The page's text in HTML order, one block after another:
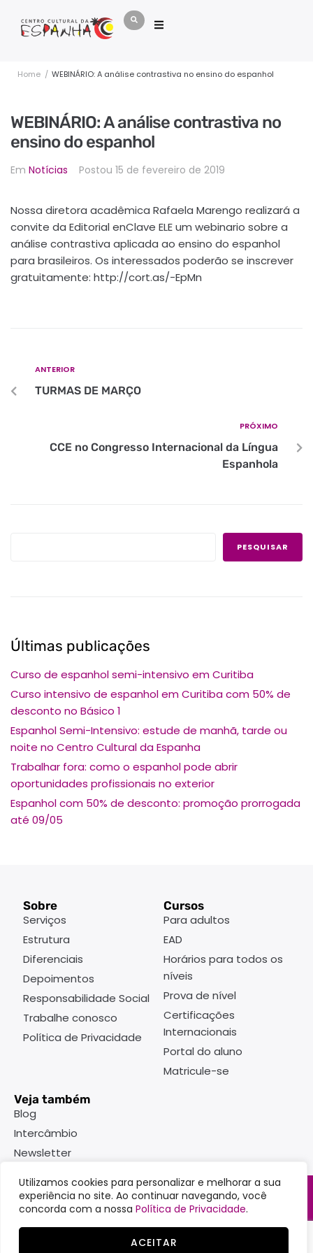
Utilizamos cookies para personalizar e melhorar a sua
experiência no site. Ao continuar navegando, você
concorda com a nossa Política de Privacidade.
ACEITAR
Home / WEBINÁRIO: A análise contrastiva no ensino do espanhol
WEBINÁRIO: A análise contrastiva no
ensino do espanhol
Em Notícias Postou 15 de fevereiro de 2019
Nossa diretora acadêmica Rafaela Marengo realizará a
convite da Editorial enClave ELE um webinario sobre a
análise contrastiva aplicada ao ensino do espanhol
para brasileiros. Os interessados poderão se inscrever
gratuitamente: http://cort.as/-EpMn
ANTERIOR
TURMAS DE MARÇO
PRÓXIMO
CCE no Congresso Internacional da Língua
Espanhola
PESQUISAR
Últimas publicações
Curso de espanhol semi-intensivo em Curitiba
Curso intensivo de espanhol em Curitiba com 50% de
desconto no Básico 1
Espanhol Semi-Intensivo: estude de manhã, tarde ou
noite no Centro Cultural da Espanha
Trabalhar fora: como o espanhol pode abrir
oportunidades profissionais no exterior
Espanhol com 50% de desconto: promoção prorrogada
até 09/05
Sobre
Serviços
Estrutura
Diferenciais
Depoimentos
Responsabilidade Social
Trabalhe conosco
Política de Privacidade
Cursos
Para adultos
EAD
Horários para todos os
níveis
Prova de nível
Certificações
Internacionais
Portal do aluno
Matricule-se
Veja também
Blog
Intercâmbio
Newsletter
Rua Doutor Faivre, 93 - Centro
(41)3363-7747